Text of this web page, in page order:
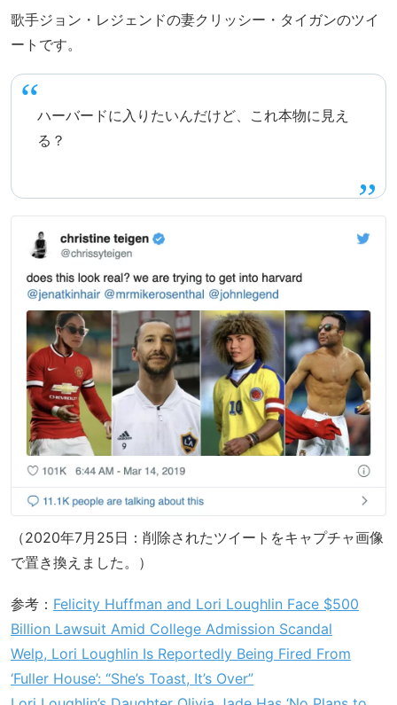
歌手ジョン・レジェンドの妻クリッシー・タイガンのツイ
ートです。
ハーバードに入りたいんだけど、これ本物に見え
る？
（2020年7月25日：削除されたツイートをキャプチャ画像
で置き換えました。）
参考： Felicity Huffman and Lori Loughlin Face $500
Billion Lawsuit Amid College Admission Scandal
Welp, Lori Loughlin Is Reportedly Being Fired From
‘Fuller House’: “She’s Toast, It’s Over”